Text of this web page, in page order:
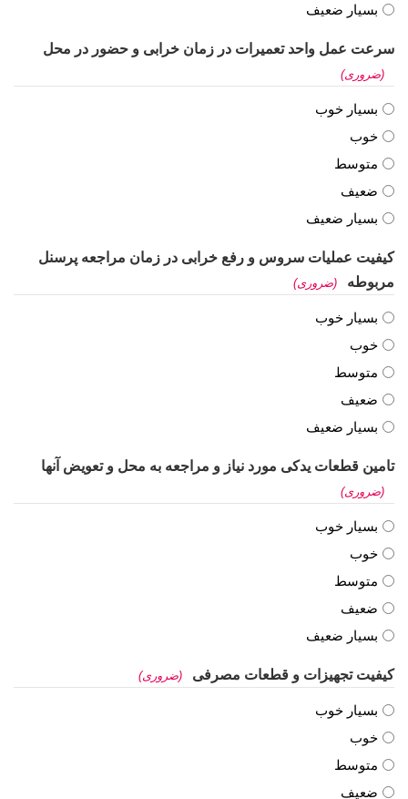
بسیار ضعیف
سرعت عمل واحد تعمیرات در زمان خرابی و حضور در محل
(ضروری)
بسیار خوب
خوب
متوسط
ضعیف
بسیار ضعیف
کیفیت عملیات سروس و رفع خرابی در زمان مراجعه پرسنل
مربوطه
(ضروری)
بسیار خوب
خوب
متوسط
ضعیف
بسیار ضعیف
تامین قطعات یدکی مورد نیاز و مراجعه به محل و تعویض آنها
(ضروری)
بسیار خوب
خوب
متوسط
ضعیف
بسیار ضعیف
کیفیت تجهیزات و قطعات مصرفی (ضروری)
بسیار خوب
خوب
متوسط
ضعیف